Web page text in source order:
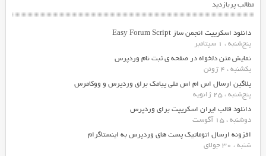
مطالب پربازدید
دانلود اسکریپت انجمن ساز Easy Forum Script
پنج‌شنبه ، 1 سپتامبر
نمایش متن دلخواه در صفحه ی ثبت نام وردپرس
یکشنبه ، 4 ژوئن
پلاگین ارسال اس ام اس ملی پیامک برای وردپرس و ووکامرس
پنج‌شنبه ، 25 ژانویه
دانلود قالب ایران اسکریپت برای وردپرس
دوشنبه ، 15 آگوست
افزونه ارسال اتوماتیک پست های وردپرس به اینستاگرام
شنبه ، 30 جولای